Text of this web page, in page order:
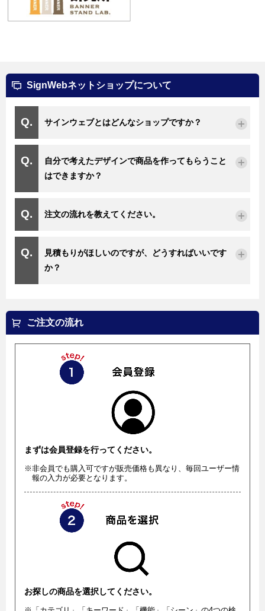
SignWebネットショップについて
サインウェブとはどんなショップですか？
自分で考えたデザインで商品を作ってもらうこと
はできますか？
注文の流れを教えてください。
見積もりがほしいのですが、どうすればいいです
か？
ご注文の流れ
まずは会員登録を行ってください。
※非会員でも購入可ですが販売価格も異なり、毎回ユーザー情
報の入力が必要となります。
お探しの商品を選択してください。